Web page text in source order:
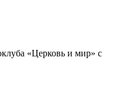
«Церковь и мир» с